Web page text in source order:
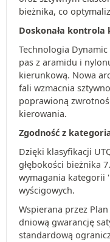
bieżnika, co
Doskonała
Technologia
pas z aramidu i
kierunkową. Nowa
fali wzmacnia
poprawioną
kierowania.
Zgodność z
Dzięki klasyfikacji
głębokości bieżnika
wymagania kategorii
wyścigowych.
Wspierana przez
dniową gwarancję
standardową